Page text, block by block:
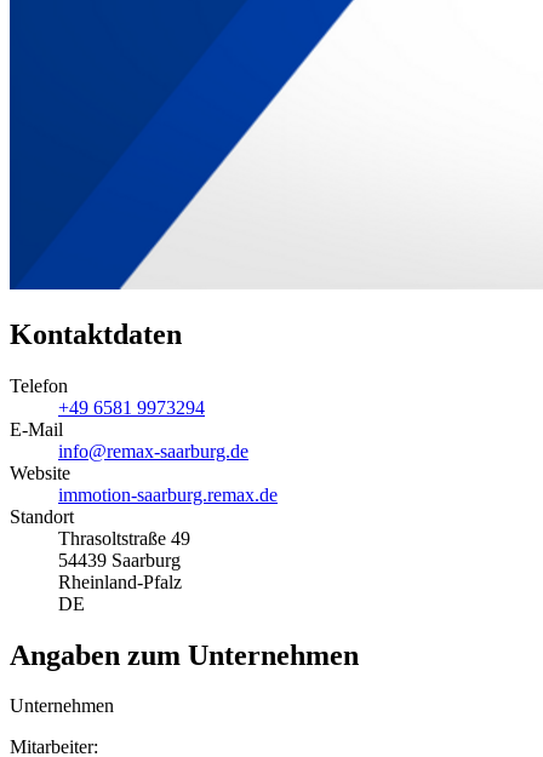
Kontaktdaten
Telefon
+49 6581 9973294
E-Mail
info@remax-saarburg.de
Website
immotion-saarburg.remax.de
Standort
Thrasoltstraße 49
54439 Saarburg
Rheinland-Pfalz
DE
Angaben zum Unternehmen
Unternehmen
Mitarbeiter: